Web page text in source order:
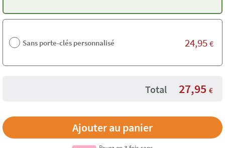
Sans porte-clés personnalisé 24,95 €
Total 27,95 €